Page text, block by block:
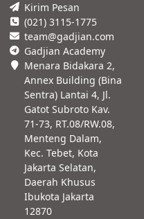
Kirim Pesan
(021) 3115-1775
team@gadjian.com
Gadjian Academy
Menara Bidakara 2,
Annex Building (Bina
Sentra) Lantai 4, Jl.
Gatot Subroto Kav.
71-73, RT.08/RW.08,
Menteng Dalam,
Kec. Tebet, Kota
Jakarta Selatan,
Daerah Khusus
Ibukota Jakarta
12870